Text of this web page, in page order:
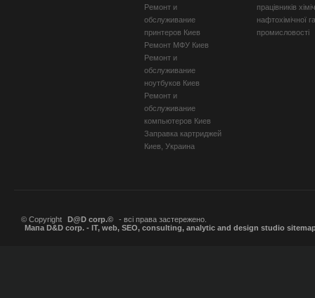
Ремонт и
обслуживание
принтеров Киев
Ремонт МФУ Киев
Ремонт и
обслуживание
ноутбуков Киев
Ремонт и
обслуживание
компьютеров Киев
Заправка картриджей
Киев, Украина
працівників
нафтохімічної
промисловості
© Copyright D@D corp.©
- всі права застережено.
Мапа D&D corp. - IT, web, SEO, consulting, analytic and design studio